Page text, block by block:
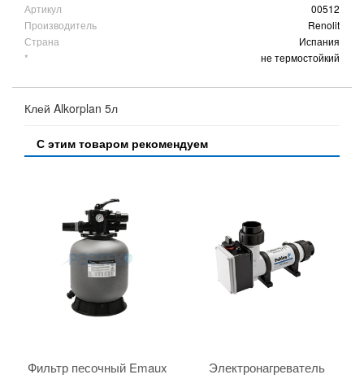
Артикул
00512
Производитель
Renolit
Страна
Испания
*
не термостойкий
Клей Alkorplan 5л
С этим товаром рекомендуем
Фильтр песочный Emaux
Электронагреватель